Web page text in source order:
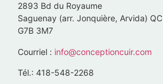
2893 Bd du Royaume
Saguenay (arr. Jonquière, Arvida) QC
G7B 3M7
Courriel : info@conceptioncuir.com
Tél.: 418-548-2268